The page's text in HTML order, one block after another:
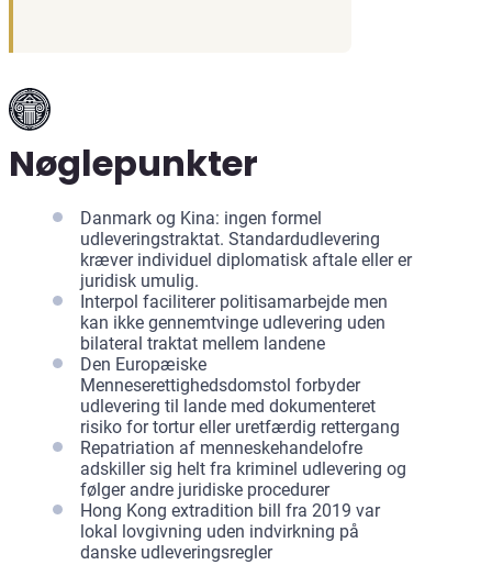
Nøglepunkter
Danmark og Kina: ingen formel
udleveringstraktat. Standardudlevering
kræver individuel diplomatisk aftale eller er
juridisk umulig.
Interpol faciliterer politisamarbejde men
kan ikke gennemtvinge udlevering uden
bilateral traktat mellem landene
Den Europæiske
Menneserettighedsdomstol forbyder
udlevering til lande med dokumenteret
risiko for tortur eller uretfærdig rettergang
Repatriation af menneskehandelofre
adskiller sig helt fra kriminel udlevering og
følger andre juridiske procedurer
Hong Kong extradition bill fra 2019 var
lokal lovgivning uden indvirkning på
danske udleveringsregler